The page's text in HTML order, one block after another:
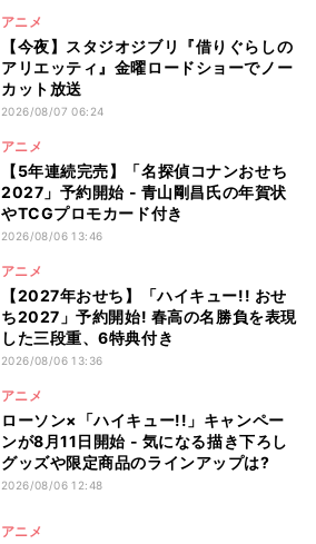
アニメ
【今夜】スタジオジブリ『借りぐらしの
アリエッティ』金曜ロードショーでノー
カット放送
2026/08/07 06:24
アニメ
【5年連続完売】「名探偵コナンおせち
2027」予約開始 - 青山剛昌氏の年賀状
やTCGプロモカード付き
2026/08/06 13:46
アニメ
【2027年おせち】「ハイキュー!! おせ
ち2027」予約開始! 春高の名勝負を表現
した三段重、6特典付き
2026/08/06 13:36
アニメ
ローソン×「ハイキュー!!」キャンペー
ンが8月11日開始 - 気になる描き下ろし
グッズや限定商品のラインアップは?
2026/08/06 12:48
アニメ